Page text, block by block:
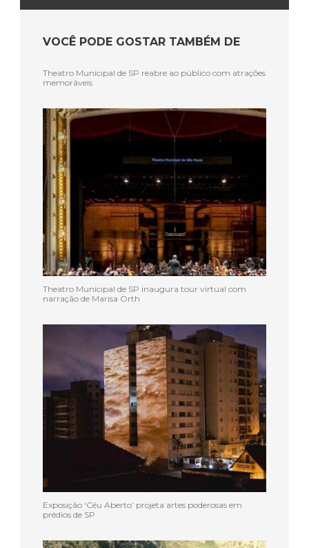
VOCÊ PODE GOSTAR TAMBÉM DE
Theatro Municipal de SP reabre ao público com atrações
memoráveis
Theatro Municipal de SP inaugura tour virtual com
narração de Marisa Orth
Exposição ‘Céu Aberto’ projeta artes poderosas em
prédios de SP